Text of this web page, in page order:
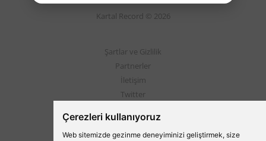
Çerezleri kullanıyoruz
Web sitemizde gezinme deneyiminizi geliştirmek, size
Kartal Record © 2026
Şartlar ve Gizlilik
Partnerler
İletişim
Twitter